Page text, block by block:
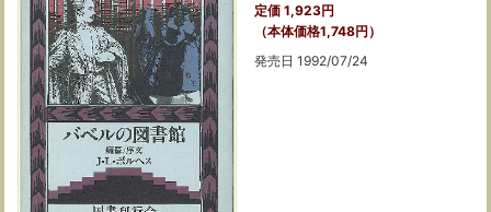
定価 1,923円
（本体価格1,748円）
発売日 1992/07/24